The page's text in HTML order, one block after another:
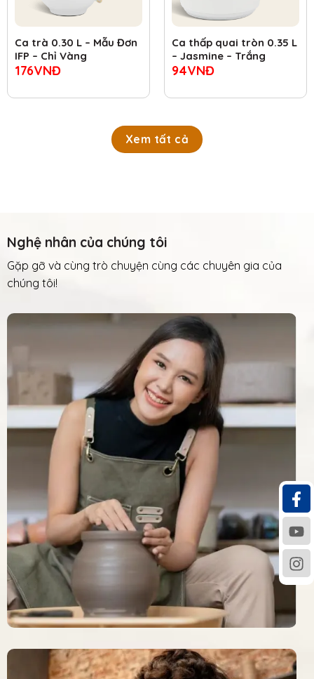
Ca trà 0.30 L – Mẫu Đơn
IFP – Chỉ Vàng
176VNĐ
Ca thấp quai tròn 0.35 L
– Jasmine – Trắng
94VNĐ
Xem tất cả
Nghệ nhân của chúng tôi
Gặp gỡ và cùng trò chuyện cùng các chuyên gia của
chúng tôi!